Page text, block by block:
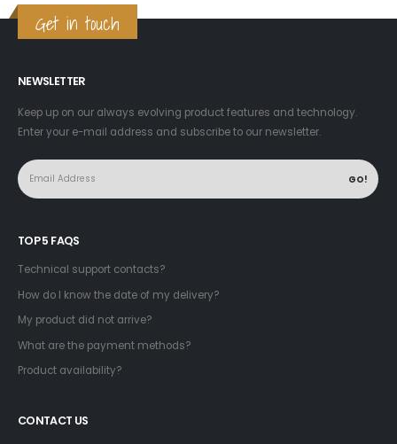
Get in touch
NEWSLETTER
Keep up on our always evolving product features and technology.
Enter your e-mail address and subscribe to our newsletter.
TOP 5 FAQS
Technical support contacts?
How do I know the date of my delivery?
My product did not arrive?
What are the payment methods?
Product availability?
CONTACT US